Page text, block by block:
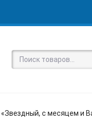
с месяцем и